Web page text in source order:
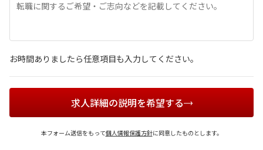
お時間ありましたら任意項目も入力してください。
求人詳細の説明を希望する
本フォーム送信をもって個人情報保護方針に同意したものとします。